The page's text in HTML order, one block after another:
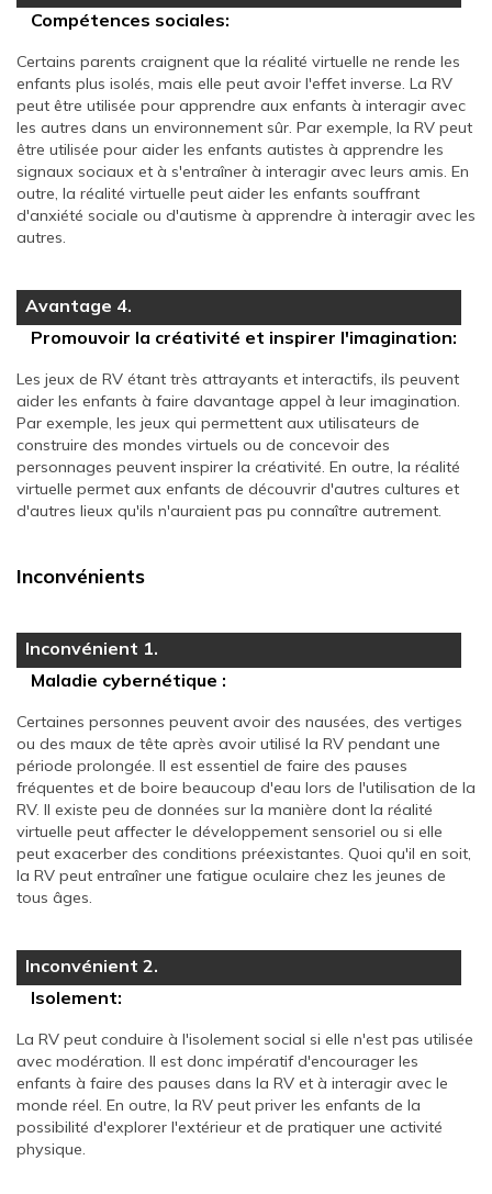
Compétences sociales:
Certains parents craignent que la réalité virtuelle ne rende les
enfants plus isolés, mais elle peut avoir l'effet inverse. La RV
peut être utilisée pour apprendre aux enfants à interagir avec
les autres dans un environnement sûr. Par exemple, la RV peut
être utilisée pour aider les enfants autistes à apprendre les
signaux sociaux et à s'entraîner à interagir avec leurs amis. En
outre, la réalité virtuelle peut aider les enfants souffrant
d'anxiété sociale ou d'autisme à apprendre à interagir avec les
autres.
Avantage 4.
Promouvoir la créativité et inspirer l'imagination:
Les jeux de RV étant très attrayants et interactifs, ils peuvent
aider les enfants à faire davantage appel à leur imagination.
Par exemple, les jeux qui permettent aux utilisateurs de
construire des mondes virtuels ou de concevoir des
personnages peuvent inspirer la créativité. En outre, la réalité
virtuelle permet aux enfants de découvrir d'autres cultures et
d'autres lieux qu'ils n'auraient pas pu connaître autrement.
Inconvénients
Inconvénient 1.
Maladie cybernétique :
Certaines personnes peuvent avoir des nausées, des vertiges
ou des maux de tête après avoir utilisé la RV pendant une
période prolongée. Il est essentiel de faire des pauses
fréquentes et de boire beaucoup d'eau lors de l'utilisation de la
RV. Il existe peu de données sur la manière dont la réalité
virtuelle peut affecter le développement sensoriel ou si elle
peut exacerber des conditions préexistantes. Quoi qu'il en soit,
la RV peut entraîner une fatigue oculaire chez les jeunes de
tous âges.
Inconvénient 2.
Isolement:
La RV peut conduire à l'isolement social si elle n'est pas utilisée
avec modération. Il est donc impératif d'encourager les
enfants à faire des pauses dans la RV et à interagir avec le
monde réel. En outre, la RV peut priver les enfants de la
possibilité d'explorer l'extérieur et de pratiquer une activité
physique.